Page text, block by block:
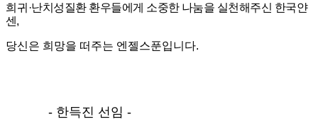
희귀 ·난치성질환 환우들에게 소중한 나눔을 실천해주신 한국얀
센 ,
당신은 희망을 떠주는 엔젤스푼입니다.
- 한득진 선임 -